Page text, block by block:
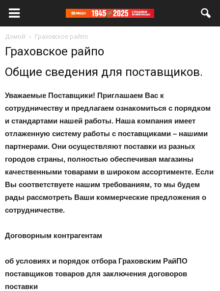
Домой Граховское райпо
Граховское райпо
Общие сведения для поставщиков.
Уважаемые Поставщики! Приглашаем Вас к
сотрудничеству и предлагаем ознакомиться с порядком
и стандартами нашей работы. Наша компания имеет
отлаженную систему работы с поставщиками – нашими
партнерами. Они осуществляют поставки из разных
городов страны, полностью обеспечивая магазины
качественными товарами в широком ассортименте. Если
Вы соответствуете нашим требованиям, то мы будем
рады рассмотреть Ваши коммерческие предложения о
сотрудничестве.
Договорным контрагентам
об условиях и порядок отбора Граховским РайПО
поставщиков товаров для заключения договоров
поставки